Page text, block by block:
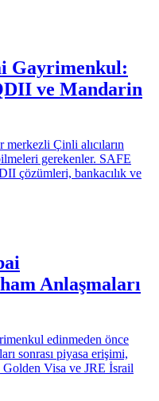
Gayrimenkul:
ve Mandarin
Çinli alıcıların
gerekenler. SAFE
çözümleri, bankacılık ve
Anlaşmaları
edinmeden önce
sonrası piyasa erişimi,
Visa ve JRE İsrail